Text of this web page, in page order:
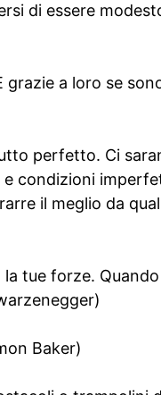
di essere
a loro se
perfetto. Ci
condizioni
il meglio da
tue forze.
Baker)